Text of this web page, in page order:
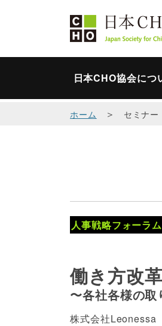
日本CHO協会につ
ホーム ＞ セミナー
人事戦略フォーラム
働き方改
〜各社各様の
株式会社